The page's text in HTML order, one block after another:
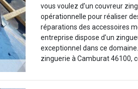
vous voulez d’un couvreur
opérationnelle pour réaliser
réparations des accessoires
entreprise dispose d’un
exceptionnel dans ce
zinguerie à Camburat 46100,